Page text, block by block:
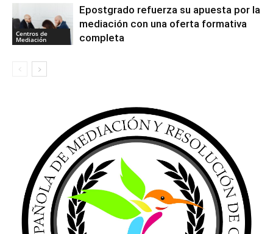
Centros de
Mediación
Epostgrado refuerza su apuesta por la
mediación con una oferta formativa
completa